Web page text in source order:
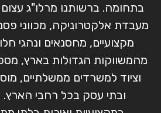
מעבדת אלקטרוניקה, מכווני
מקצועיים, מחסנאים ונהגי
מהמשווקות הגדולות בארץ,
וציוד למשרדים ממשלתיים,
ובתי עסק בכל רחבי